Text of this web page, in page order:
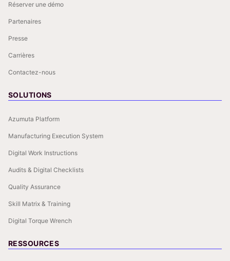
Réserver une démo
Partenaires
Presse
Carrières
Contactez-nous
SOLUTIONS
Azumuta Platform
Manufacturing Execution System
Digital Work Instructions
Audits & Digital Checklists
Quality Assurance
Skill Matrix & Training
Digital Torque Wrench
RESSOURCES